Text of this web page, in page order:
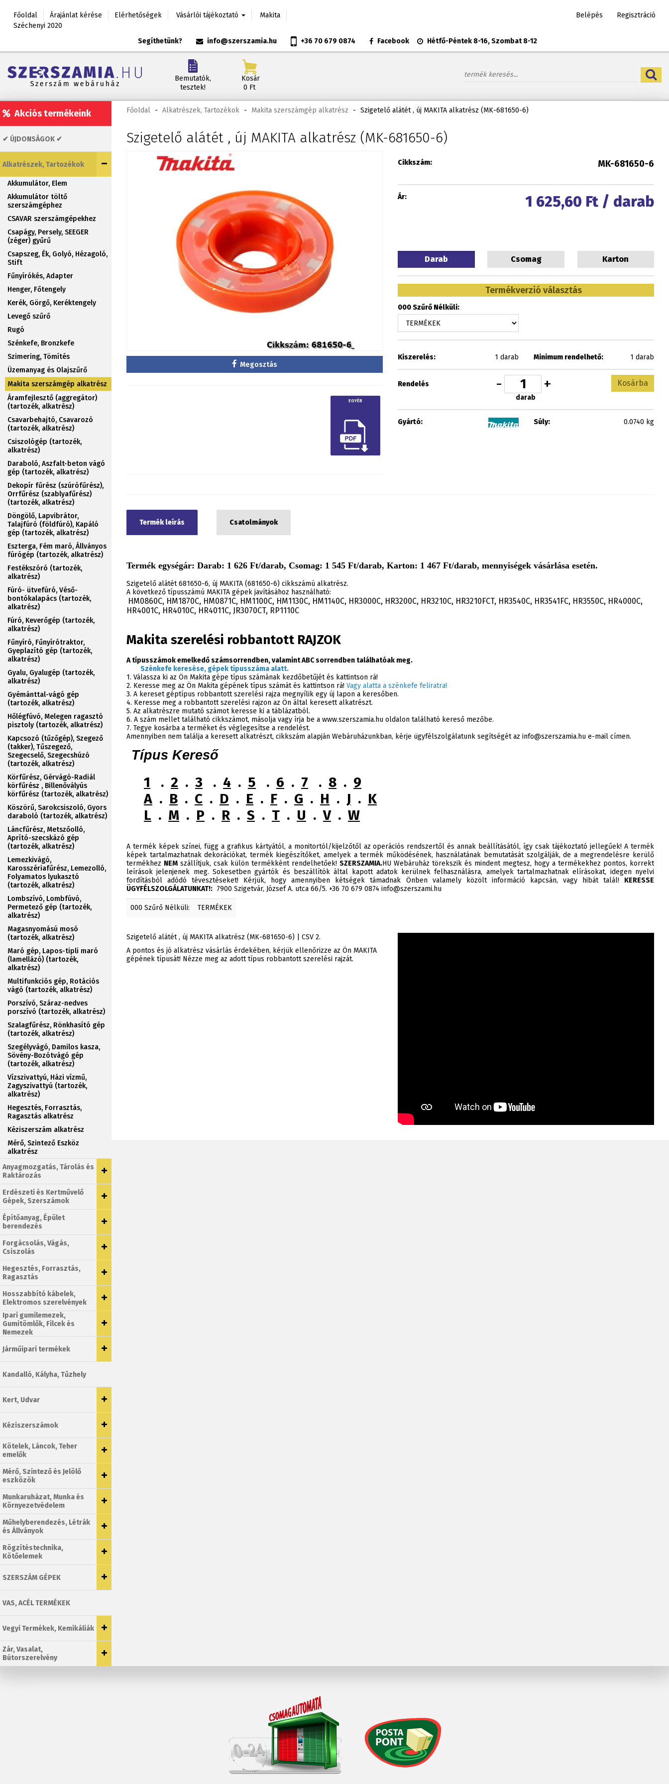
Főoldal Árajánlat kérése Elérhetőségek Vásárlói tájékoztató
Makita
Széchenyi 2020
Belépés Regisztráció
Segíthetünk? info@szerszamia.hu +36 70 679 0874 Facebook Hétfő-Péntek 8-16, Szombat 8-12
Bemutatók,
tesztek!
Kosár
0 Ft
Akciós termékeink
✔ ÚJDONSÁGOK ✔
Alkatrészek, Tartozékok
Akkumulátor, Elem
Akkumulátor töltő
szerszámgéphez
CSAVAR szerszámgépekhez
Csapágy, Persely, SEEGER
(zéger) gyűrű
Csapszeg, Ék, Golyó, Hézagoló,
Stift
Fűnyírókés, Adapter
Henger, Főtengely
Kerék, Görgő, Keréktengely
Levegő szűrő
Rugó
Szénkefe, Bronzkefe
Szimering, Tömítés
Üzemanyag és Olajszűrő
Makita szerszámgép alkatrész
Áramfejlesztő (aggregátor)
(tartozék, alkatrész)
Csavarbehajtó, Csavarozó
(tartozék, alkatrész)
Csiszológép (tartozék,
alkatrész)
Daraboló, Aszfalt-beton vágó
gép (tartozék, alkatrész)
Dekopír fűrész (szúrófűrész),
Orrfűrész (szablyafűrész)
(tartozék, alkatrész)
Döngölő, Lapvibrátor,
Talajfúró (földfúró), Kapáló
gép (tartozék, alkatrész)
Eszterga, Fém maró, Állványos
fúrógép (tartozék, alkatrész)
Festékszóró (tartozék,
alkatrész)
Fúró- ütvefúró, Véső-
bontókalapács (tartozék,
alkatrész)
Fúró, Keverőgép (tartozék,
alkatrész)
Fűnyíró, Fűnyírótraktor,
Gyeplazító gép (tartozék,
alkatrész)
Gyalu, Gyalugép (tartozék,
alkatrész)
Gyémánttal-vágó gép
(tartozék, alkatrész)
Hőlégfúvó, Melegen ragasztó
pisztoly (tartozék, alkatrész)
Kapcsozó (tűzőgép), Szegező
(takker), Tűszegező,
Szegecselő, Szegecshúzó
(tartozék, alkatrész)
Körfűrész, Gérvágó-Radiál
körfűrész , Billenővályús
körfűrész (tartozék, alkatrész)
Köszörű, Sarokcsiszoló, Gyors
daraboló (tartozék, alkatrész)
Láncfűrész, Metszőolló,
Aprító-szecskázó gép
(tartozék, alkatrész)
Lemezkivágó,
Karosszériafűrész, Lemezolló,
Folyamatos lyukasztó
(tartozék, alkatrész)
Lombszívó, Lombfúvó,
Permetező gép (tartozék,
alkatrész)
Magasnyomású mosó
(tartozék, alkatrész)
Maró gép, Lapos-tipli maró
(lamellázó) (tartozék,
alkatrész)
Multifunkciós gép, Rotációs
vágó (tartozék, alkatrész)
Porszívó, Száraz-nedves
porszívó (tartozék, alkatrész)
Szalagfűrész, Rönkhasító gép
(tartozék, alkatrész)
Szegélyvágó, Damilos kasza,
Sövény-Bozótvágó gép
(tartozék, alkatrész)
Vízszivattyú, Házi vízmű,
Zagyszivattyú (tartozék,
alkatrész)
Hegesztés, Forrasztás,
Ragasztás alkatrész
Kéziszerszám alkatrész
Mérő, Szintező Eszköz
alkatrész
Anyagmozgatás, Tárolás és
Raktározás
Erdészeti és Kertművelő
Gépek, Szerszámok
Építőanyag, Épület
berendezés
Forgácsolás, Vágás,
Csiszolás
Hegesztés, Forrasztás,
Ragasztás
Hosszabbító kábelek,
Elektromos szerelvények
Ipari gumilemezek,
Gumitömlők, Filcek és
Nemezek
Járműipari termékek
Kandalló, Kályha, Tűzhely
Kert, Udvar
Kéziszerszámok
Kötelek, Láncok, Teher
emelők
Mérő, Szintező és Jelölő
eszközök
Munkaruházat, Munka és
Környezetvédelem
Műhelyberendezés, Létrák
és Állványok
Rögzítéstechnika,
Kötőelemek
SZERSZÁM GÉPEK
VAS, ACÉL TERMÉKEK
Vegyi Termékek, Kemikáliák
Zár, Vasalat,
Bútorszerelvény
Főoldal - Alkatrészek, Tartozékok - Makita szerszámgép alkatrész - Szigetelő alátét , új MAKITA alkatrész (MK-681650-6)
Szigetelő alátét , új MAKITA alkatrész (MK-681650-6)
Megosztás
EGYÉB
Cikkszám: MK-681650-6
Ár: 1 625,60 Ft / darab
Darab Csomag Karton
Termékverzió választás
000 Szűrő Nélküli:
Kiszerelés: 1 darab Minimum rendelhető: 1 darab
Rendelés - +
darab
Kosárba
Gyártó: Súly: 0.0740 kg
Termék leírás Csatolmányok
Termék egységár: Darab: 1 626 Ft/darab, Csomag: 1 545 Ft/darab, Karton: 1 467 Ft/darab, mennyiségek vásárlása esetén.
Szigetelő alátét 681650-6, új MAKITA (681650-6) cikkszámú alkatrész.
A következő típusszámú MAKITA gépek javításához használható:
HM0860C, HM1870C, HM0871C, HM1100C, HM1130C, HM1140C, HR3000C, HR3200C, HR3210C, HR3210FCT, HR3540C, HR3541FC, HR3550C, HR4000C,
HR4001C, HR4010C, HR4011C, JR3070CT, RP1110C
Makita szerelési robbantott RAJZOK
A típusszámok emelkedő számsorrendben, valamint ABC sorrendben találhatóak meg.
Szénkefe keresése, gépek típusszáma alatt.
1. Válassza ki az Ön Makita gépe típus számának kezdőbetűjét és kattintson rá!
2. Keresse meg az Ön Makita gépének típus számát és kattintson rá! Vagy alatta a szénkefe feliratra!
3. A kereset géptípus robbantott szerelési rajza megnyílik egy új lapon a keresőben.
4. Keresse meg a robbantott szerelési rajzon az Ön által keresett alkatrészt.
5. Az alkatrészre mutató számot keresse ki a táblázatból.
6. A szám mellet található cikkszámot, másolja vagy írja be a www.szerszamia.hu oldalon található kereső mezőbe.
7. Tegye kosárba a terméket és véglegesítse a rendelést.
Amennyiben nem találja a keresett alkatrészt, cikkszám alapján Webáruházunkban, kérje ügyfélszolgálatunk segítségét az info@szerszamia.hu e-mail címen.
Típus Kereső
1 . 2 . 3 . 4 . 5 . 6 . 7 . 8 . 9
A . B . C . D . E . F . G . H . J . K
L . M . P . R . S . T . U .V. W
A termék képek színei, függ a grafikus kártyától, a monitortól/kijelzőtől az operációs rendszertől és annak beállításától, így csak tájékoztató jellegűek! A termék
képek tartalmazhatnak dekorációkat, termék kiegészítőket, amelyek a termék működésének, használatának bemutatását szolgálják, de a megrendelésre kerülő
termékhez NEM szállítjuk, csak külön termékként rendelhetőek! SZERSZAMIA.HU Webáruház törekszik és mindent megtesz, hogy a termékekhez pontos, korrekt
leírások jelenjenek meg. Sokesetben gyártók és beszállítók által kapott adatok kerülnek felhasználásra, amelyek tartalmazhatnak elírásokat, idegen nyelvi
fordításból adódó tévesztéseket! Kérjük, hogy amennyiben kétségek támadnak Önben valamely közölt információ kapcsán, vagy hibát talál! KERESSE
ÜGYFÉLSZOLGÁLATUNKAT!: 7900 Szigetvár, József A. utca 66/5. +36 70 679 0874 info@szerszami.hu
000 Szűrő Nélküli: TERMÉKEK
Szigetelő alátét , új MAKITA alkatrész (MK-681650-6) | CSV 2.
A pontos és jó alkatrész vásárlás érdekében, kérjük ellenőrizze az Ön MAKITA
gépének típusát! Nézze meg az adott típus robbantott szerelési rajzát.